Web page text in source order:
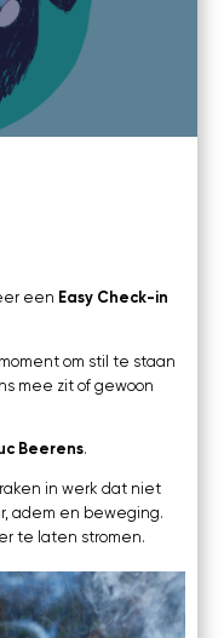
een Easy Check-in
om stil te staan
mee zit of gewoon
Beerens.
in werk dat niet
adem en beweging.
te laten stromen.